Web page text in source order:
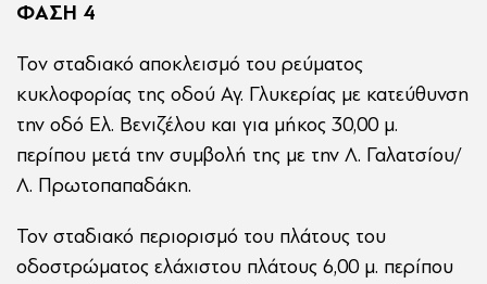
ΦΑΣΗ 4
Τον σταδιακό αποκλεισμό του ρεύματος
κυκλοφορίας της οδού Αγ. Γλυκερίας με κατεύθυνση
την οδό Ελ. Βενιζέλου και για μήκος 30,00 μ.
περίπου μετά την συμβολή της με την Λ. Γαλατσίου/
Λ. Πρωτοπαπαδάκη.
Τον σταδιακό περιορισμό του πλάτους του
οδοστρώματος ελάχιστου πλάτους 6,00 μ. περίπου